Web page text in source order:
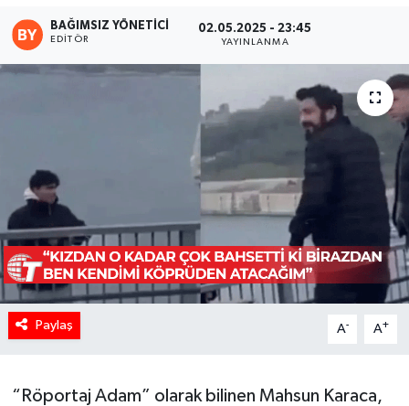
BAĞIMSIZ YÖNETICI
EDITÖR
02.05.2025 - 23:45
YAYINLANMA
Paylaş A- A+
“Röportaj Adam” olarak bilinen Mahsun Karaca,